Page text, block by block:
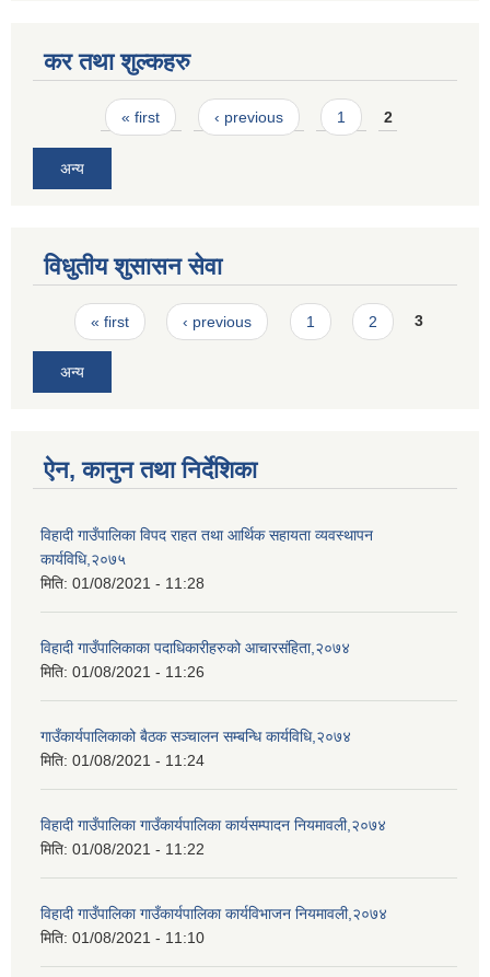
कर तथा शुल्कहरु
Pages« first ‹ previous 1 2
अन्य
विधुतीय शुसासन सेवा
Pages
« first ‹ previous 1 2 3
अन्य
ऐन, कानुन तथा निर्देशिका
विहादी गाउँपालिका विपद राहत तथा आर्थिक सहायता व्यवस्थापन
कार्यविधि,२०७५
मिति: 01/08/2021 - 11:28
विहादी गाउँपालिकाका पदाधिकारीहरुको आचारसंहिता,२०७४
मिति: 01/08/2021 - 11:26
गाउँकार्यपालिकाको बैठक सञ्चालन सम्बन्धि कार्यविधि,२०७४
मिति: 01/08/2021 - 11:24
विहादी गाउँपालिका गाउँकार्यपालिका कार्यसम्पादन नियमावली,२०७४
मिति: 01/08/2021 - 11:22
विहादी गाउँपालिका गाउँकार्यपालिका कार्यविभाजन नियमावली,२०७४
मिति: 01/08/2021 - 11:10